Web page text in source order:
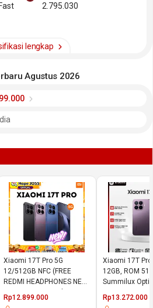
2.795.030
lengkap
Agustus 2026
Xiaomi 17T Pro 5G
12/512GB NFC (FREE
REDMI HEADPHONES NEO)
Garansi Resmi Indonesia
Rp12.899.000
Xiaomi 17T Pro
12GB, ROM
Summilux
6.83" 144Hz,
Rp13.272.000